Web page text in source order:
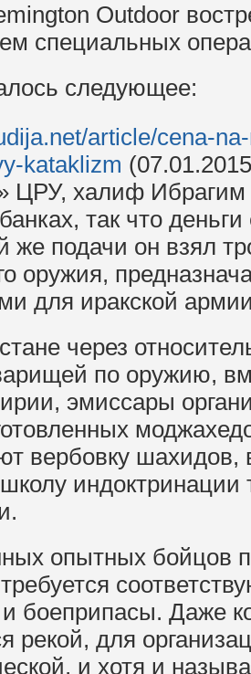
Outdoor
специальных
следующее:
article/cena-
kataklizm
ЦРУ, халиф Ибрагим
так что
же подачи он взял
оружия,
для иракской
через
по оружию,
эмиссары
вербовку шахидов,
индоктринации
опытных бойцов
боеприпасы. Даже
рекой, для
и хотя и